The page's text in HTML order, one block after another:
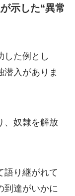
示した“異常
した例とし
潜入がありま
、奴隷を解放
語り継がれて
到達がいかに